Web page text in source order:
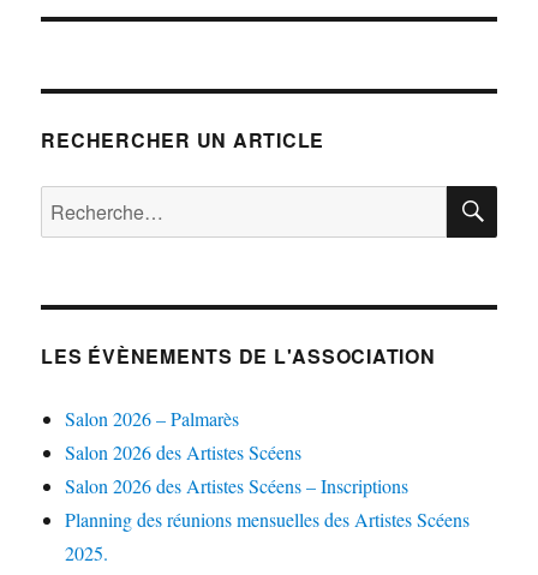
RECHERCHER UN ARTICLE
Recherche
pour :
LES ÉVÈNEMENTS DE L'ASSOCIATION
Salon 2026 – Palmarès
Salon 2026 des Artistes Scéens
Salon 2026 des Artistes Scéens – Inscriptions
Planning des réunions mensuelles des Artistes Scéens
2025.